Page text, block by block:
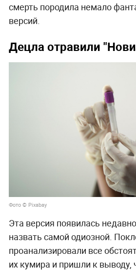
смерть породила немало
версий.
Децла отравили
Фото © Pixabay
Эта версия появилась
назвать самой одиозной.
проанализировали все
их кумира и пришли к выводу,